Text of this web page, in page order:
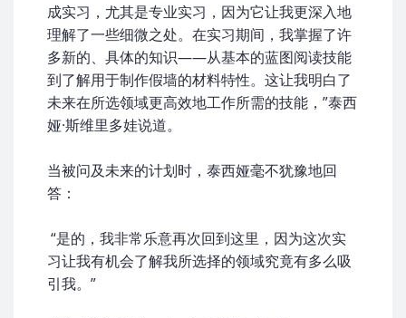
成实习，尤其是专业实习，因为它让我更深入地
理解了一些细微之处。在实习期间，我掌握了许
多新的、具体的知识——从基本的蓝图阅读技能
到了解用于制作假墙的材料特性。这让我明白了
未来在所选领域更高效地工作所需的技能，”泰西
娅·斯维里多娃说道。
当被问及未来的计划时，泰西娅毫不犹豫地回
答：
“是的，我非常乐意再次回到这里，因为这次实
习让我有机会了解我所选择的领域究竟有多么吸
引我。”